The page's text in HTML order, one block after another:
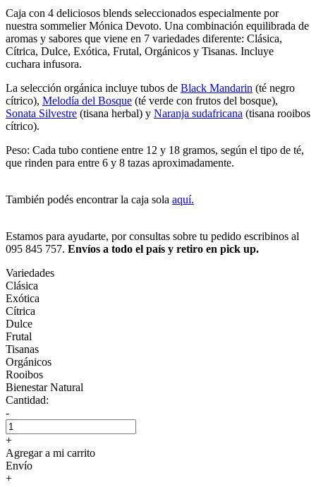
Caja con 4 deliciosos blends seleccionados especialmente por
nuestra sommelier Mónica Devoto. Una combinación equilibrada de
aromas y sabores que viene en 7 variedades diferente: Clásica,
Cítrica, Dulce, Exótica, Frutal, Orgánicos y Tisanas. Incluye
cuchara infusora.
La selección orgánica incluye tubos de Black Mandarin (té negro
cítrico), Melodía del Bosque (té verde con frutos del bosque),
Sonata Silvestre (tisana herbal) y Naranja sudafricana (tisana rooibos
cítrico).
Peso: Cada tubo contiene entre 12 y 18 gramos, según el tipo de té,
que rinden para entre 6 y 8 tazas aproximadamente.
También podés encontrar la caja sola aquí.
Estamos para ayudarte, por consultas sobre tu pedido escribinos al
095 845 757. Envíos a todo el país y retiro en pick up.
Variedades
Clásica
Exótica
Cítrica
Dulce
Frutal
Tisanas
Orgánicos
Rooibos
Bienestar Natural
Cantidad:
-
+
Agregar a mi carrito
Envío
+